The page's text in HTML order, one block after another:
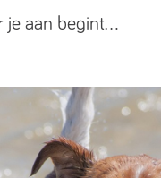
je aan begint...